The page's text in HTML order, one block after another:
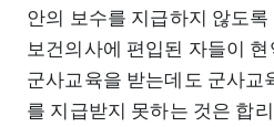
안의 보수를 지급하지 않도
보건의사에 편입된 자들이 현
군사교육을 받는데도 군사교
를 지급받지 못하는 것은 합